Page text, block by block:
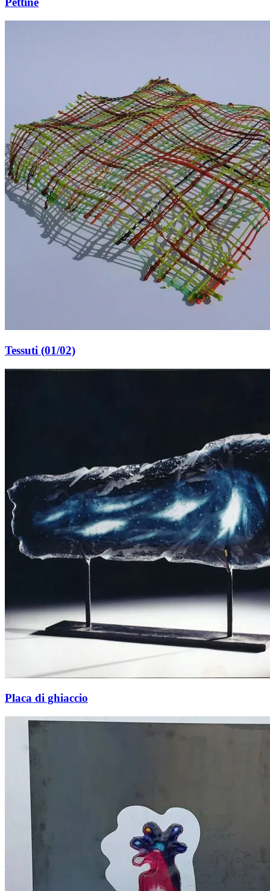
Tessuti (01/02)
Placa di ghiaccio